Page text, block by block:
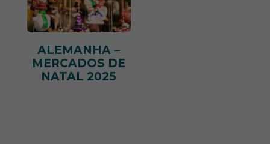
ALEMANHA –
MERCADOS DE
NATAL 2025